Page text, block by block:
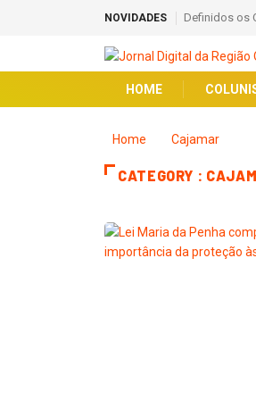
NOVIDADES Definidos os
HOME
Home Cajamar
CATEGORY :